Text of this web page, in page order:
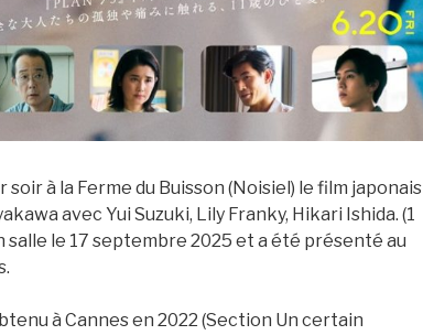
soir à la Ferme du Buisson (Noisiel) le film japonais
avec Yui Suzuki, Lily Franky, Hikari Ishida. (1
salle le 17 septembre 2025 et a été présenté au
à Cannes en 2022 (Section Un certain